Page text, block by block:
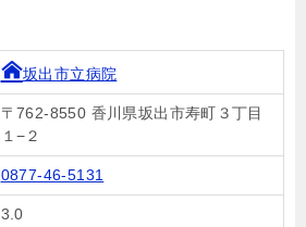
坂出市立病院
〒762-8550 香川県坂出市寿町３丁目
１−２
0877-46-5131
3.0